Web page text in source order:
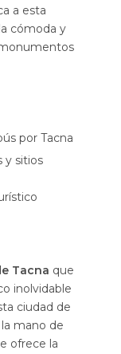
a esta
cómoda y
por Tacna
y sitios
Tacna que
inolvidable
ciudad de
mano de
ofrece la